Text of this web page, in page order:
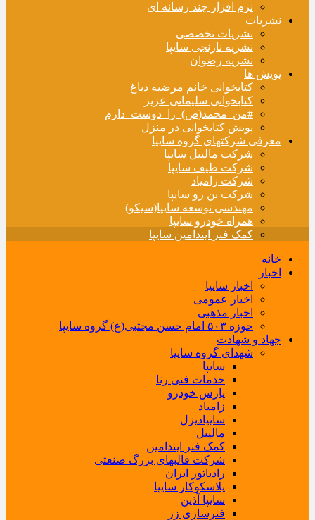
نرم افزار چند رسانه ای
نشریات
نشریات تخصصی
نشریه نارنجی سایپا
نشریه رضوان
پویش ها
کتابخوانی خانم مرضیه دباغ
کتابخوانی سلیمانی عزیز
#من_محمد(ص)_را_دوست_دارم
پویش کتابخوانی در منزل
معرفی شرکتهای گروه سایپا
شرکت مالیبل سایپا
شرکت طیف سایپا
شرکت زامیاد
شرکت بن رو سایپا
مهندسی توسعه سایپا(سیکو)
همراه خودرو سایپا
کمک فنر ایندامین سایپا
خانه
اخبار
اخبار سایپا
اخبار عمومی
اخبار مذهبی
حوزه ۵۰۳ امام حسن مجتبی(ع) گروه سایپا
جهاد و شهادت
شهدای گروه سایپا
سایپا
خدمات فنی رنا
پارس خودرو
زامیاد
سایپادیزل
مالیبل
کمک فنر ایندامین
شرکت قالبهای بزرگ صنعتی
رادیاتور ایران
پلاسکوکار سایپا
سایپا آذین
فنرسازی زر